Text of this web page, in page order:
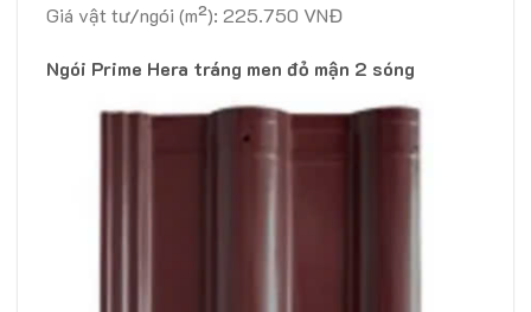
Giá vật tư/ngói (m²): 225.750 VNĐ
Ngói Prime Hera tráng men đỏ mận 2 sóng